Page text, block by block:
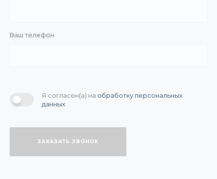
Ваш телефон
Я согласен(а) на обработку персональных
данных
ЗАКАЗАТЬ ЗВОНОК